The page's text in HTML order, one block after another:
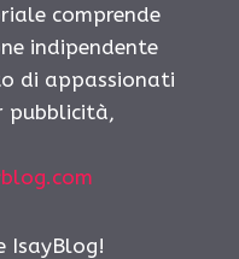
comprende
indipendente
di appassionati
pubblicità,
IsayBlog!